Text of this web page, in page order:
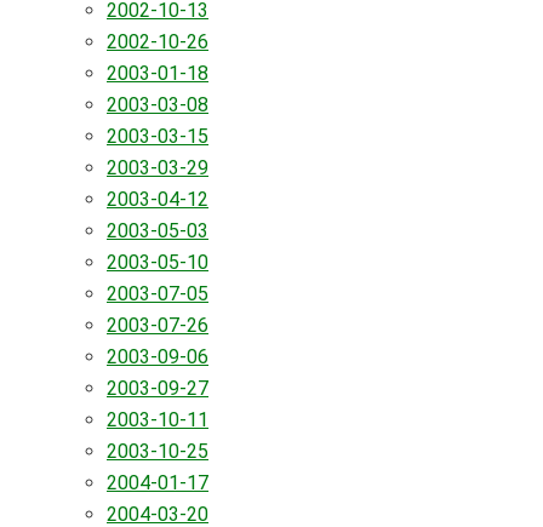
2002-10-13
2002-10-26
2003-01-18
2003-03-08
2003-03-15
2003-03-29
2003-04-12
2003-05-03
2003-05-10
2003-07-05
2003-07-26
2003-09-06
2003-09-27
2003-10-11
2003-10-25
2004-01-17
2004-03-20